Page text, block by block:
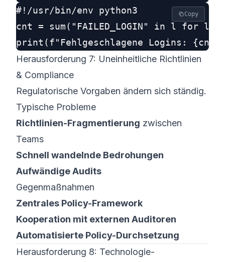
#!/usr/bin/env python3
cnt = sum("FAILED_LOGIN" in l for l
Copy
Herausforderung 7: Uneinheitliche Richtlinien
& Compliance
Regulatorische Vorgaben ändern sich ständig.
Typische Probleme
Richtlinien-Fragmentierung zwischen
Teams
Schnell wandelnde Bedrohungen
Aufwändige Audits
Gegenmaßnahmen
Zentrales Policy-Framework
Kooperation mit externen Auditoren
Automatisierte Policy-Durchsetzung
Herausforderung 8: Technologie-